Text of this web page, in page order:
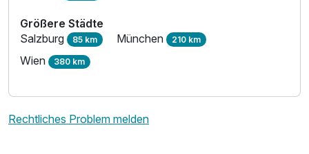
Größere Städte
Salzburg 85 km München 210 km
Wien 380 km
Rechtliches Problem melden